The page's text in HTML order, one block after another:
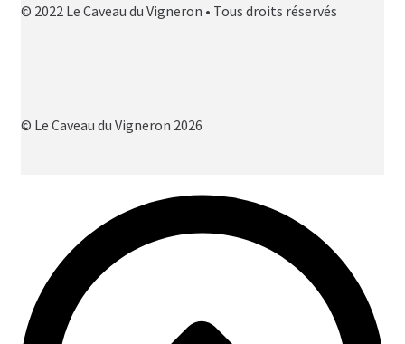
© 2022 Le Caveau du Vigneron • Tous droits réservés
© Le Caveau du Vigneron 2026